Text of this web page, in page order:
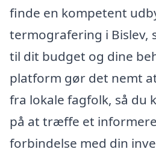
finde en kompetent
termografering i Bislev,
til dit budget og dine
platform gør det nemt
fra lokale fagfolk, så du
på at træffe et
forbindelse med din